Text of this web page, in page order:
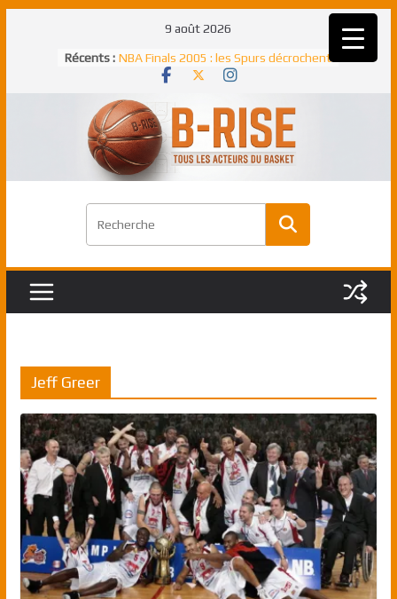
9 août 2026
Récents : NBA Finals 2005 : les Spurs décrochent
un troisième titre NBA, la rude bataille
NBA Finals 2021 : les Bucks et Giannis
Antetokounmpo triomphent, le Greek
Freek élu MVP
Shai Gilgeous-Alexander : son premier
match à plus de 40 points en NBA, le
Pau Gasol dans l’histoire en 2002 :
premier européen sacré Rookie de
Rudy Gobert, deuxième Français élu
Jeff Greer